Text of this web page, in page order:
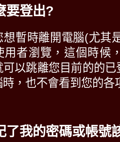
要登出?
想暫時離開電腦(尤其
用者瀏覽，這個時候
可以跳離您目前的的
時，也不會看到您的各
了我的密碼或帳號